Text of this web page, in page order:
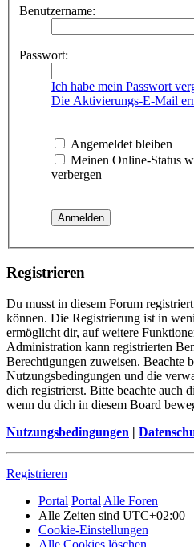
Benutzername:
Passwort:
Ich habe mein Passwort
Die Aktivierungs-E-Mail
Angemeldet bleiben
Meinen Online-Status
verbergen
Registrieren
Du musst in diesem Forum
können. Die Registrierung ist in
ermöglicht dir, auf weitere
Administration kann registrierten
Berechtigungen zuweisen. Beachte
Nutzungsbedingungen und die
dich registrierst. Bitte beachte auch
wenn du dich in diesem Board
Nutzungsbedingungen |
Registrieren
Portal Portal Alle Foren
Alle Zeiten sind UTC+02:00
Cookie-Einstellungen
Alle Cookies löschen